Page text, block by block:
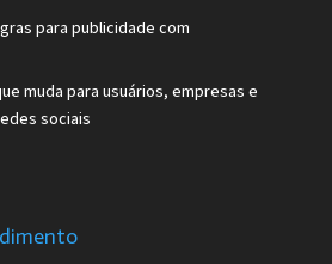
para publicidade com
muda para usuários, empresas e
sociais